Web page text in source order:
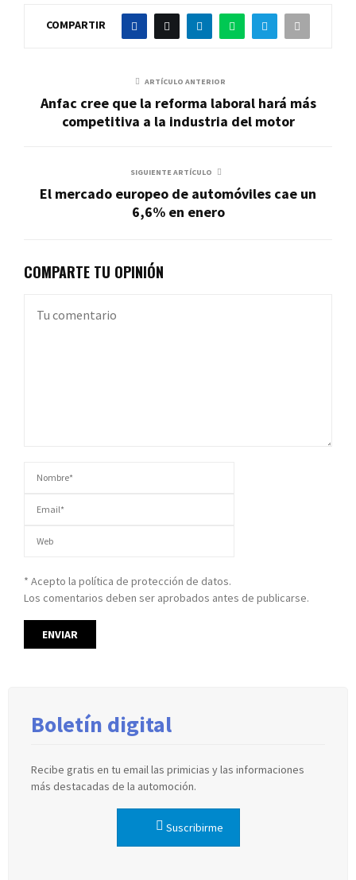
COMPARTIR
ARTÍCULO ANTERIOR
Anfac cree que la reforma laboral hará más
competitiva a la industria del motor
SIGUIENTE ARTÍCULO
El mercado europeo de automóviles cae un
6,6% en enero
COMPARTE TU OPINIÓN
* Acepto la política de protección de datos.
Los comentarios deben ser aprobados antes de publicarse.
Boletín digital
Recibe gratis en tu email las primicias y las informaciones
más destacadas de la automoción.
Suscribirme